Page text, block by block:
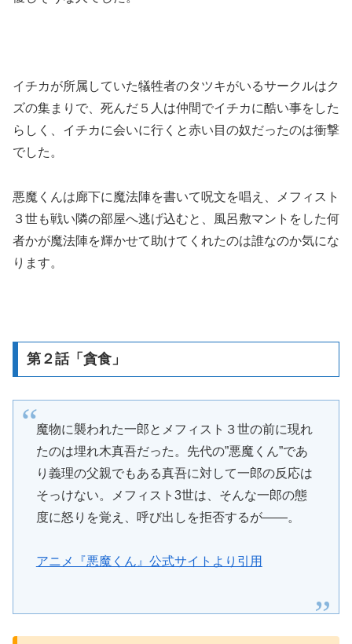
イチカが所属していた犠牲者のタツキがいるサークルはク
ズの集まりで、死んだ５人は仲間でイチカに酷い事をした
らしく、イチカに会いに行くと赤い目の奴だったのは衝撃
でした。
悪魔くんは廊下に魔法陣を書いて呪文を唱え、メフィスト
３世も戦い隣の部屋へ逃げ込むと、風呂敷マントをした何
者かが魔法陣を輝かせて助けてくれたのは誰なのか気にな
ります。
第２話「貪食」
魔物に襲われた一郎とメフィスト３世の前に現れ
たのは埋れ木真吾だった。先代の”悪魔くん”であ
り義理の父親でもある真吾に対して一郎の反応は
そっけない。メフィスト3世は、そんな一郎の態
度に怒りを覚え、呼び出しを拒否するが――。
アニメ『悪魔くん』公式サイトより引用